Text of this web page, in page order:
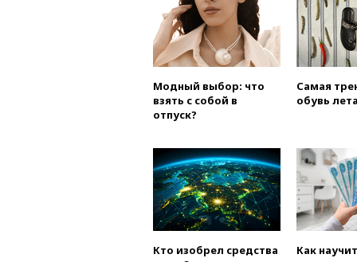
Модный выбор: что
взять с собой в
отпуск?
Самая
обувь
Кто изобрел средства
Как